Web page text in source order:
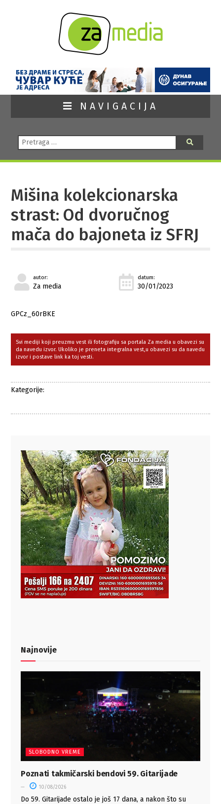
NAVIGACIJA
Pretraga:
Mišina kolekcionarska
strast: Od dvoručnog
mača do bajoneta iz SFRJ
autor:
Za media
datum:
30/01/2023
GPCz_60rBKE
Svi mediji koji preuzmu vest ili fotografiju sa portala Za media u obavezi su
da navedu izvor. Ukoliko je preneta integralna vest,u obavezi su da navedu
izvor i postave link ka toj vesti.
Kategorije:
Najnovije
SLOBODNO VREME
Poznati takmičarski bendovi 59. Gitarijade
10/08/2026
Do 59. Gitarijade ostalo je još 17 dana, a nakon što su